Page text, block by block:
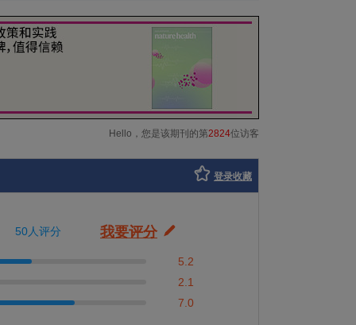
Hello，您是该期刊的第2824位访客
登录收藏
50人评分 我要评分
5.2
2.1
7.0